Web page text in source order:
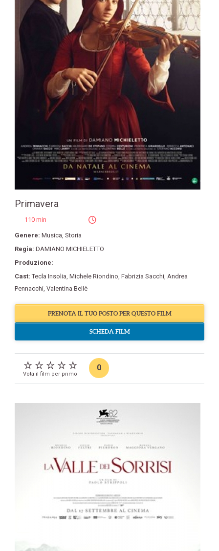
Primavera
110 min
Genere: Musica Storia
Regia: DAMIANO MICHIELETTO
Produzione:
Cast:Tecla Insolia Michele Riondino Fabrizia Sacchi Andrea
Pennacchi Valentina Bellè
PRENOTA IL TUO POSTO PER QUESTO FILM
SCHEDA FILM
Vota il film per primo
0